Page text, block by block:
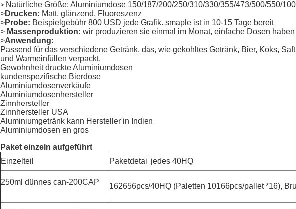
> Natürliche Größe: Aluminiumdose 150/187/200/250/310/330/355/473/500/550/
>Drucken: Matt, glänzend, Fluoreszenz
>Probe: Beispielgebühr 800 USD jede Grafik. smaple ist in 10-15 Tage bereit
> Massenproduktion: wir produzieren sie einmal im Monat, einfache Dosen
>Anwendung:
Passend für das verschiedene Getränk, das, wie gekohltes Getränk, Bier, Koks,
und Warmeinfüllen verpackt.
Gewohnheit druckte Aluminiumdosen
kundenspezifische Bierdose
Aluminiumdosenverkäufe
Aluminiumdosenhersteller
Zinnhersteller
Zinnhersteller USA
Aluminiumgetränk kann Hersteller in Indien
Aluminiumdosen en gros
Paket einzeln aufgeführt
Einzelteil
Paketdetail jedes 40HQ
250ml dünnes can-200CAP 162656pcs/40HQ (Paletten 10166pcs/pallet *16),